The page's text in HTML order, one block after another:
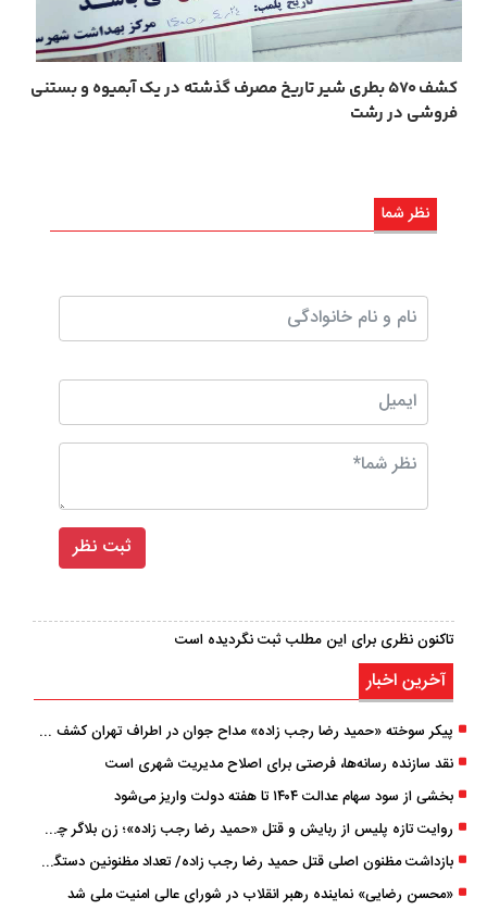
کشف ۵۷۰ بطری شیر تاریخ مصرف گذشته در یک آبمیوه و بستنی
فروشی در رشت
نظر شما
تاکنون نظری برای این مطلب ثبت نگردیده است
آخرین اخبار
پیکر سوخته «حمید رضا رجب ‌زاده» مداح جوان در اطراف تهران کشف شد
نقد سازنده رسانه‌ها، فرصتی برای اصلاح مدیریت شهری است
بخشی از سود سهام عدالت ۱۴۰۴ تا هفته دولت واریز می‌شود
روایت تازه پلیس از ربایش و قتل «حمید رضا رجب ‌زاده»؛ زن بلاگر چگونه مداح جوان را به دام انداخت؟
بازداشت مظنون اصلی قتل حمید رضا رجب‌ زاده/ تعداد مظنونین دستگیر شده به ۵ نفر رسید
«محسن رضایی» نماینده رهبر انقلاب در شورای عالی امنیت ملی شد